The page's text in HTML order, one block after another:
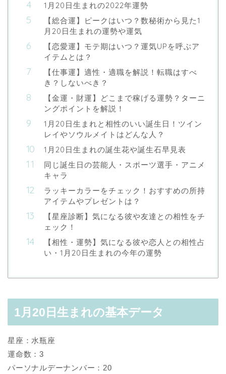
1月20日生まれの2022年運勢
【総合運】ピークはいつ？数秘術から見た1
月20日生まれの運勢や運気
【恋愛運】モテ期はいつ？運気UPを呼ぶア
イテムとは？
【仕事運】適性・適職を解説！転職はすべ
き？しないべき？
【金運・財運】どこまで稼げる運勢？ターニ
ングポイントを解説！
1月20日生まれと相性のいい誕生日！ツイン
レイやソウルメイトはどんな人？
1月20日生まれの誕生花や誕生石早見表
同じ誕生日の芸能人・スポーツ選手・アニメ
キャラ
ラッキーカラーをチェック！おすすめの所持
アイテムやプレゼントは？
【星座診断】気になる彼や友達との相性をチ
ェック！
【相性・運勢】気になる彼や恋人との相性占
い・1月20日生まれの今年の運勢
1月20日生まれの基本データ
星座：水瓶座
運命数：3
パーソナルデーナンバー：20